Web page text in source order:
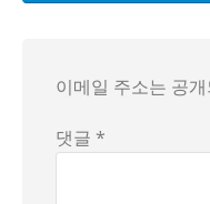
일상으로 비유해 보면
결론적으로 이 문제를
이메일 주소는 공
댓글 *